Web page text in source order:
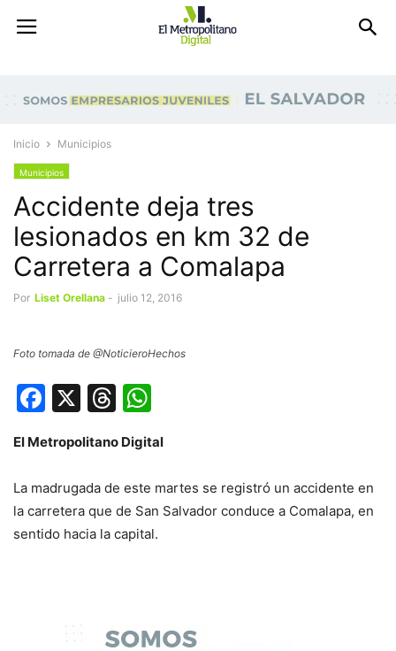
Inicio Municipios
Municipios
Accidente deja tres
lesionados en km 32 de
Carretera a Comalapa
Por Liset Orellana - julio 12, 2016
Foto tomada de @NoticieroHechos
Facebook
X Threads
El Metropolitano Digital
La madrugada de este martes se registró un accidente en
la carretera que de San Salvador conduce a Comalapa, en
sentido hacia la capital.